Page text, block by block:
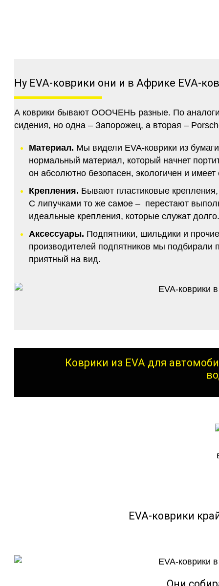
Ну EVA-коврики они и в Африке EVA-
А коврики бывают ОООЧЕНЬ разные. По
сидения, но одна – Запорожец, а вторая –
Материал. Мы видели EVA-коврики из
нормальный материал, который начнет
он абсолютно безопасен, экологичен и
Крепления. Бывают пластиковые
С липучками то же самое – перестают
идеальные крепления, которые служат
Аксессуары. Подпятники, шильдики и
производителей подпятников мы подбирали
приятный на вид.
Коврики из EVA для
EVA-коврики